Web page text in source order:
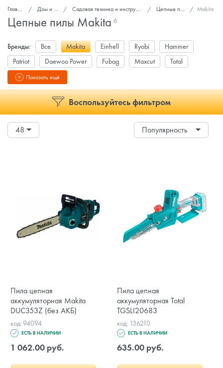
Главная Дом и сад Садовая техника и инструменты Цепные пилы Makita
Цепные пилы Makita 6
Бренды: Все Makita Einhell Ryobi
Hammer
Patriot
Daewoo Power Fubag Maxcut
Total
DYLLUПоказать ещё
Воспользуйтесь фильтром
48 Популярность
Пила цепная
аккумуляторная Makita
DUC353Z (без АКБ)
код: 94094
ЕСТЬ В НАЛИЧИИ
1 062.00 руб.
Пила цепная
аккумуляторная Total
TGSLI20683
код: 136210
ЕСТЬ В НАЛИЧИИ
635.00 руб.